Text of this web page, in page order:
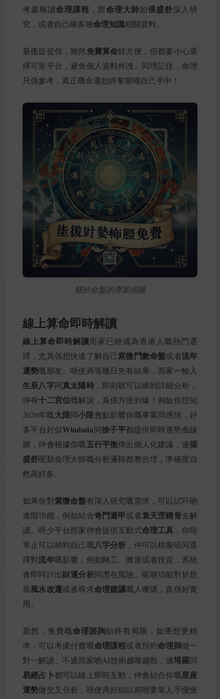
考慮報讀命理課程 ，跟命理大師如張盛舒深入研
究，或者自己睇多啲命理知識相關資料。
最後提提你，雖然免費算命好方便，但都要小心選
擇可靠平台，避免個人資料外洩。同埋記住，命理
只係參考，真正嘅命運始終掌握喺自己手中！
關於命盤的專業插圖
線上算命即時解讀
線上算命即時解讀而家已經成為香港人嘅熱門選
擇，尤其係想快速了解自己紫微鬥數命盤或者流年
運勢嘅朋友。唔使再等幾日先有結果，而家一輸入
生辰八字同真太陽時，即刻就可以睇到詳細分析，
仲有十二宮位嘅解說，真係方便到爆！例如你想知
2026年嘅大限同小限會點影響你嘅事業同感情，好
多平台好似Windada同徐子平都提供即時運勢曲線
圖，仲會根據你嘅五行平衡俾出個人化建議，連張
盛舒呢類命理大師嘅分析邏輯都整合埋，準確度自
然高好多。
如果你對紫微命盤有深入研究嘅需求，可以試吓啲
進階功能，例如結合奇門遁甲或者袁天罡稱骨去解
讀。唔少平台而家仲會提供互動式命理工具 ，你唔
單止可以睇到自己嘅八字分析 ，仲可以模擬唔同選
擇對流年嘅影響，例如轉工、搬屋或者投資，系統
會即時計出財運分析同潛在風險。呢啲功能對於想
靠風水改運或者尋求命理建議嘅人嚟講，真係好實
用。
當然，免費嘅命理諮詢始終有局限，如果想更精
準，可以考慮付費嘅命理課程或者預約命理師做一
對一解讀。不過而家啲AI技術越嚟越勁，連塔羅同
易經占卜都可以線上即時互動，仲會結合你嘅星座
運勢做交叉分析，唔使再好似以前咁要靠人手慢慢